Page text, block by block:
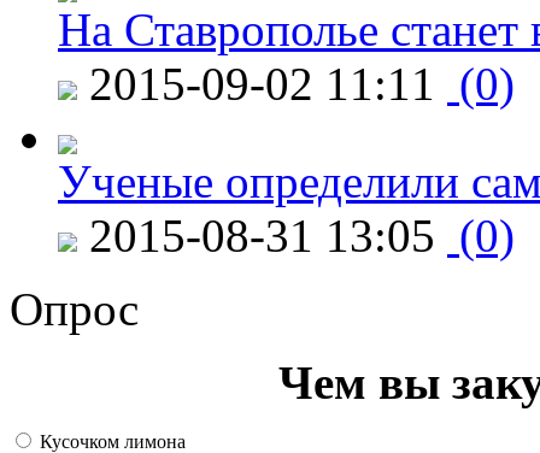
На Ставрополье
2015-09-02 11:11 (0)
Ученые определили
2015-08-31 13:05 (0)
Опрос
Чем вы
Кусочком лимона